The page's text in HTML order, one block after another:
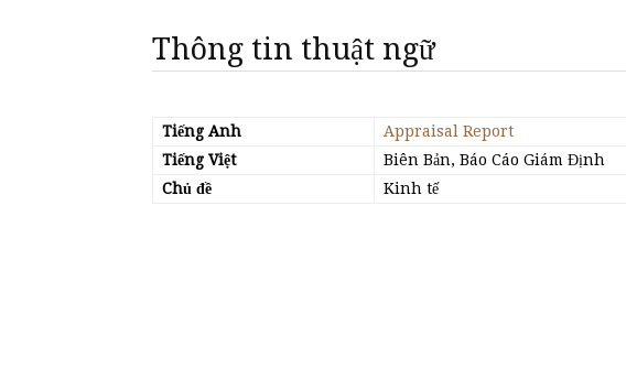
Thông tin thuật ngữ
Tiếng Anh
Appraisal Report
Tiếng Việt
Biên Bản, Báo Cáo Giám Định
Chủ đề
Kinh tế